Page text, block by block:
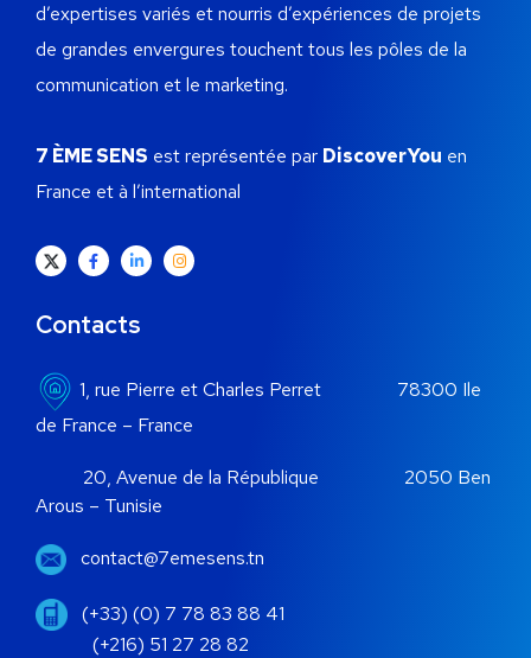
d’expertises variés et nourris d’expériences de projets
de grandes envergures touchent tous les pôles de la
communication et le marketing.
7 ÈME SENS est représentée par DiscoverYou en
France et à l’international
Contacts
1, rue Pierre et Charles Perret 78300 Ile
de France – France
20, Avenue de la République 2050 Ben
Arous – Tunisie
contact@7emesens.tn
(+33) (0) 7 78 83 88 41
(+216) 51 27 28 82